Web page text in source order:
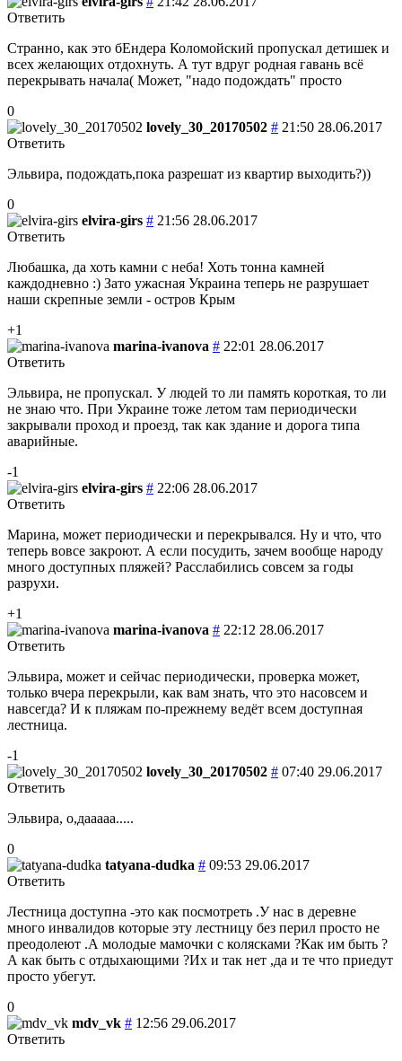
Ответить
Странно, как это бЕндера Коломойский пропускал детишек и
всех желающих отдохнуть. А тут вдруг родная гавань всё
перекрывать начала( Может, "надо подождать" просто
0
lovely_30_20170502 # 21:50 28.06.2017
Ответить
Эльвира, подождать,пока разрешат из квартир выходить?))
0
elvira-girs # 21:56 28.06.2017
Ответить
Любашка, да хоть камни с неба! Хоть тонна камней
каждодневно :) Зато ужасная Украина теперь не разрушает
наши скрепные земли - остров Крым
+1
marina-ivanova # 22:01 28.06.2017
Ответить
Эльвира, не пропускал. У людей то ли память короткая, то ли
не знаю что. При Украине тоже летом там периодически
закрывали проход и проезд, так как здание и дорога типа
аварийные.
-1
elvira-girs # 22:06 28.06.2017
Ответить
Марина, может периодически и перекрывался. Ну и что, что
теперь вовсе закроют. А если посудить, зачем вообще народу
много доступных пляжей? Расслабились совсем за годы
разрухи.
+1
marina-ivanova # 22:12 28.06.2017
Ответить
Эльвира, может и сейчас периодически, проверка может,
только вчера перекрыли, как вам знать, что это насовсем и
навсегда? И к пляжам по-прежнему ведёт всем доступная
лестница.
-1
lovely_30_20170502 # 07:40 29.06.2017
Ответить
Эльвира, о,дааааа.....
0
tatyana-dudka # 09:53 29.06.2017
Ответить
Лестница доступна -это как посмотреть .У нас в деревне
много инвалидов которые эту лестницу без перил просто не
преодолеют .А молодые мамочки с колясками ?Как им быть ?
А как быть с отдыхающими ?Их и так нет ,да и те что приедут
просто убегут.
0
mdv_vk # 12:56 29.06.2017
Ответить